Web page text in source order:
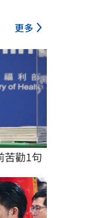
更多
苦勸1句